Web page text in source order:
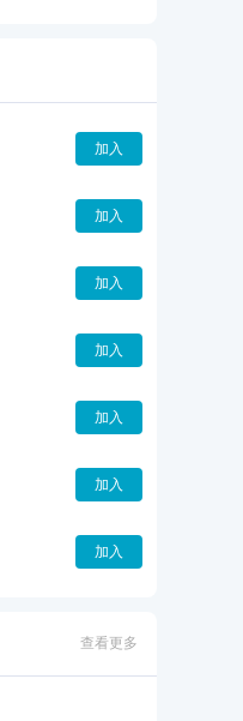
加入
加入
加入
加入
加入
加入
加入
查看更多